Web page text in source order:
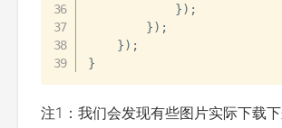
}) ;
}) ;
}) ;
}
注1：我们会发现有些图片实际下载下